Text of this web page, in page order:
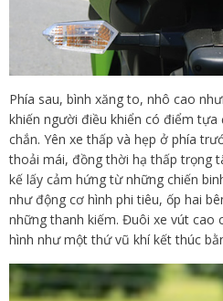
Phía sau, bình xăng to, nhô cao
khiến người điều khiển có điểm
chắn. Yên xe thấp và hẹp ở phía
thoải mái, đồng thời hạ thấp trọng
kế lấy cảm hứng từ những chiến
như động cơ hình phi tiêu, ốp hai
những thanh kiếm. Đuôi xe vút cao
hình như một thứ vũ khí kết thúc